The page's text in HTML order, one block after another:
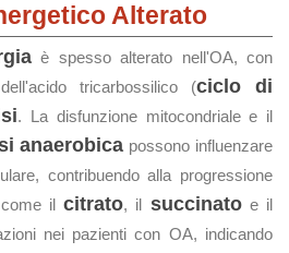
Alterato
è spesso alterato nell'OA, con
tricarbossilico (ciclo di
. La disfunzione mitocondriale e il
anaerobica possono influenzare
contribuendo alla progressione
come ilcitrato, il succinatoe il
nei pazienti con OA, indicando